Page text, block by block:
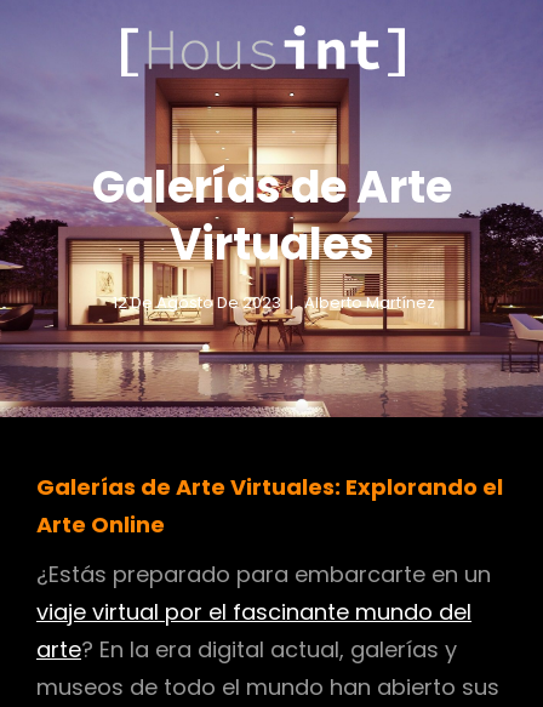
Galerías de Arte
Virtuales
12 De Agosto De 2023 Alberto Martínez
Galerías de Arte Virtuales: Explorando el
Arte Online
¿Estás preparado para embarcarte en un
viaje virtual por el fascinante mundo del
arte? En la era digital actual, galerías y
museos de todo el mundo han abierto sus